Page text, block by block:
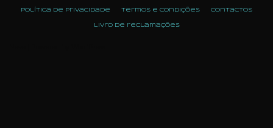
Política de Privacidade Termos e condições Contactos
Livro de reclamações